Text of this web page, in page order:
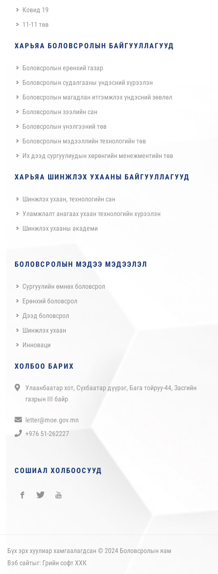
Ковид 19
11-11 төв
ХАРЬЯА БОЛОВСРОЛЫН БАЙГУУЛЛАГУУД
Боловсролын ерөнхий газар
Боловсролын судалгааны үндэсний хүрээлэн
Боловсролын магадлан итгэмжлэх үндэсний зөвлөл
Боловсролын зээлийн сан
Боловсролын үнэлгээний төв
Боловсролын мэдээллийн технологийн төв
Их дээд сургуулиудын хөрөнгийн менежментийн төв
ХАРЬЯА ШИНЖЛЭХ УХААНЫ БАЙГУУЛЛАГУУД
Шинжлэх ухаан, технологийн сан
Уламжлалт анагаах ухаан технологийн хүрээлэн
Шинжлэх ухааны академи
БОЛОВСРОЛЫН МЭДЭЭ МЭДЭЭЛЭЛ
Сургуулийн өмнөх боловсрол
Ерөнхий боловсрол
Дээд боловсрол
Шинжлэх ухаан
Инноваци
ХОЛБОО БАРИХ
Улаанбаатар хот, Сүхбаатар дүүрэг, Бага тойруу-44, Засгийн
газрын III байр
letter@moe.gov.mn
+976 51-262227
СОШИАЛ ХОЛБООСУУД
Бүх эрх хуулиар хамгаалагдсан © 2024 Боловсролын яам
Вэб сайтыг: Грийн софт ХХК